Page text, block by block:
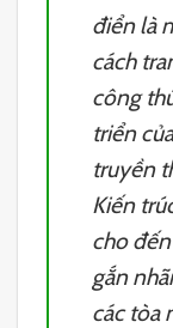
điển là
cách
công
triển
truyền
Kiến
cho
gắn
các tòa